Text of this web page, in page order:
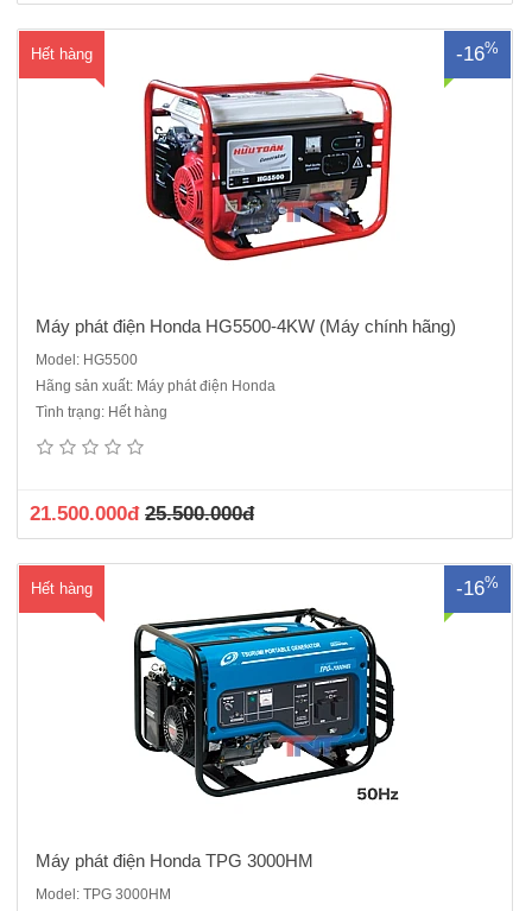
Hết hàng -16%
Máy phát điện Honda HG5500-4KW (Máy chính hãng)
Model: HG5500
Hãng sản xuất: Máy phát điện Honda
Tình trạng: Hết hàng
21.500.000đ 25.500.000đ
Hết hàng -16%
Xuất xứ: Nhật BảnModel: TPG-3000HMCông suất: 2,0/2,2KVA - 1
Máy phát điện Honda TPG 3000HM
Model: TPG 3000HM